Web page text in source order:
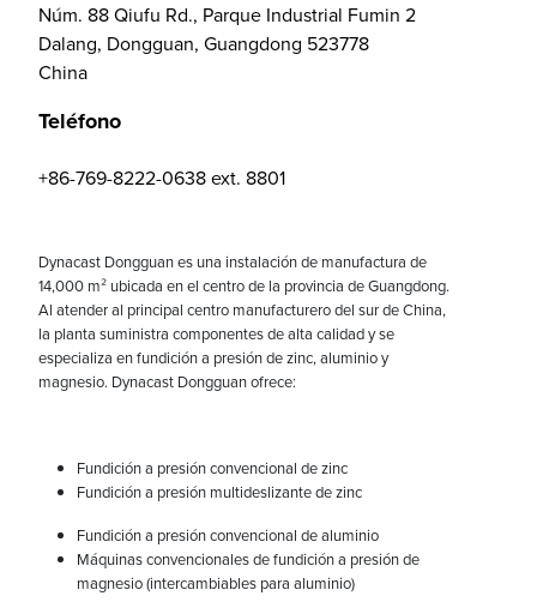
Núm. 88 Qiufu Rd., Parque Industrial Fumin 2
Dalang, Dongguan, Guangdong 523778
China
Teléfono
+86-769-8222-0638 ext. 8801
Dynacast Dongguan es una instalación de manufactura de
14,000 m² ubicada en el centro de la provincia de Guangdong.
Al atender al principal centro manufacturero del sur de China,
la planta suministra componentes de alta calidad y se
especializa en fundición a presión de zinc, aluminio y
magnesio. Dynacast Dongguan ofrece:
Fundición a presión convencional de zinc
Fundición a presión multideslizante de zinc
Fundición a presión convencional de aluminio
Máquinas convencionales de fundición a presión de
magnesio (intercambiables para aluminio)